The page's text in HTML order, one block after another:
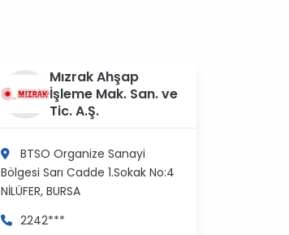
Mızrak Ahşap
İşleme Mak. San. ve
Tic. A.Ş.
BTSO Organize Sanayi
Bölgesi Sarı Cadde 1.Sokak No:4
NİLÜFER, BURSA
2242***